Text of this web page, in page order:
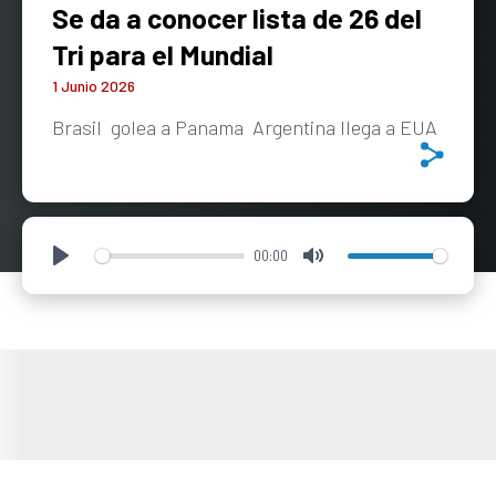
Se da a conocer lista de 26 del
Tri para el Mundial
1 Junio 2026
Brasil golea a Panama Argentina llega a EUA
Play 00:00 Mute